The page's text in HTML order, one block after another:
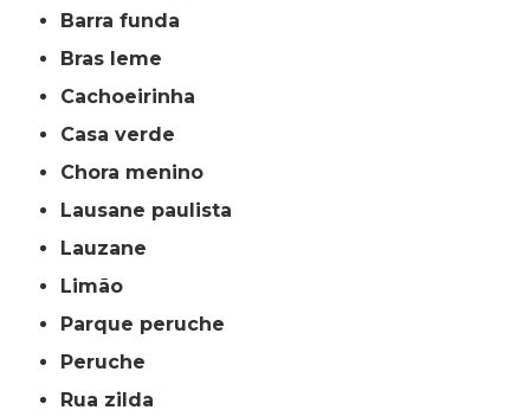
barra funda
bras leme
cachoeirinha
casa verde
chora menino
lausane paulista
lauzane
limão
parque peruche
peruche
rua zilda